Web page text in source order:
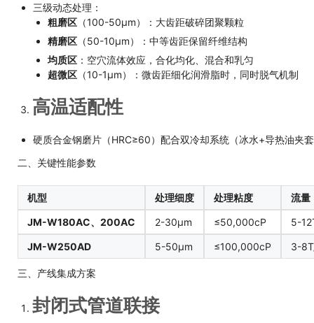
三级动态处理：
粗磨区（100-50μm）：大齿距破碎团聚颗粒
精磨区（50-10μm）：中等齿距保留纤维结构
均质区：空穴流体效应 ，合化均化、混合和乳匀
超微区（10-1μm）：微齿距细化润滑脂时， 同时脱气机制
高温适配性
硬质合金钢磨片（HRC≥60）配合双冷却系统（冰水+导热油夹
二、关键性能参数
机型 处理细度 处理粘度 流量
JM-W180AC、200AC 2-30μm ≤50,000cP 5-
JM-W250AD 5-50μm ≤100,000cP 3-
三、产线集成方案
封闭式管道联接